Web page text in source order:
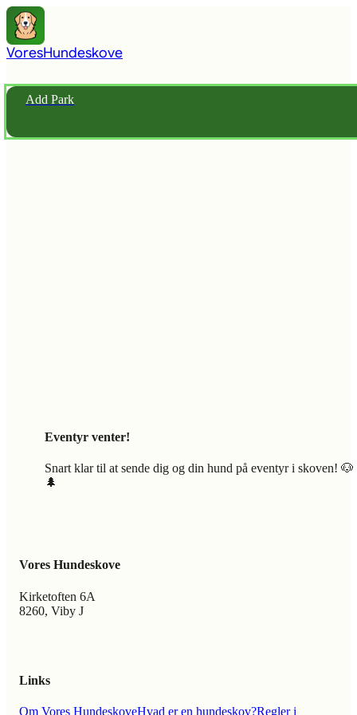
VoresHundeskove
Add Park
Eventyr venter!
Snart klar til at sende dig og din hund på eventyr i skoven! 🐶
🌲
Vores Hundeskove
Kirketoften 6A
8260, Viby J
Links
Om Vores HundeskoveHvad er en hundeskov?Regler i